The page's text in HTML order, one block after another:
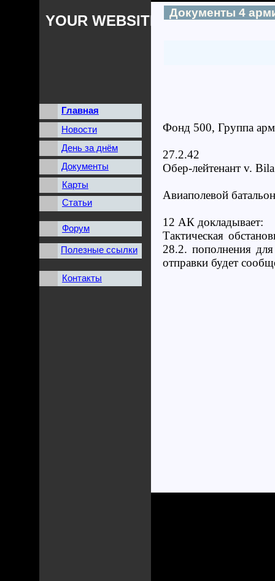
YOUR WEBSITES NAME
Главная
Новости
День за днём
Документы
Карты
Статьи
Форум
Полезные ссылки
Контакты
Документы 4
Фонд 500, Группа
27.2.42
Обер-лейтенант v.
Авиаполевой
12 АК докладывает:
Тактическая
28.2. пополнения
отправки будет